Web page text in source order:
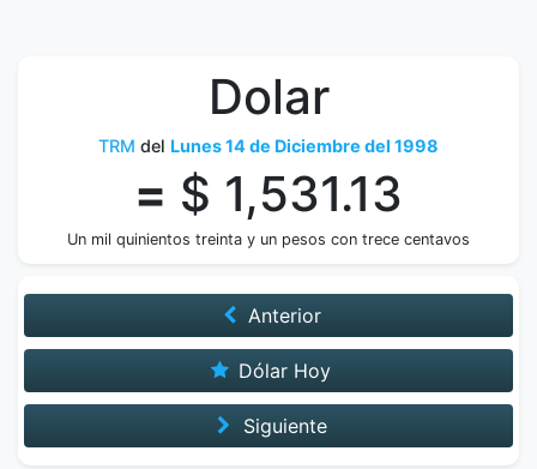
Dolar
TRM del Lunes 14 de Diciembre del 1998
= $ 1,531.13
Un mil quinientos treinta y un pesos con trece centavos
Anterior
Dólar Hoy
Siguiente